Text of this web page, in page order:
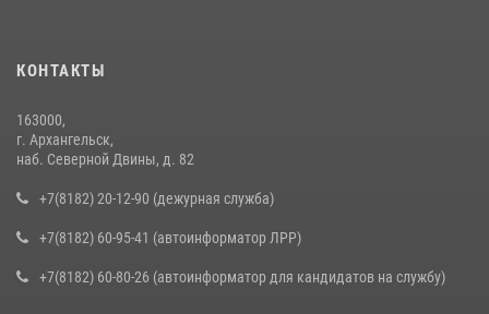
КОНТАКТЫ
163000,
г. Архангельск,
наб. Северной Двины, д. 82
+7(8182) 20-12-90 (дежурная служба)
+7(8182) 60-95-41 (автоинформатор ЛРР)
+7(8182) 60-80-26 (автоинформатор для кандидатов на службу)